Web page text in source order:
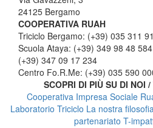
24125 Bergamo
COOPERATIVA RUAH
Triciclo Bergamo: (+39) 035 311
Scuola Ataya: (+39) 349 98 48 584
(+39) 347 09 17 234
Centro Fo.R.Me: (+39) 035 590
SCOPRI DI PIÙ SU DI NOI
Cooperativa Impresa Sociale
Laboratorio Triciclo La nostra
partenariato T-